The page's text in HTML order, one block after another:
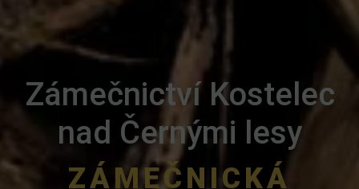
Zámečnictví Kostelec
nad Černými lesy
ZÁMEČNICKÁ